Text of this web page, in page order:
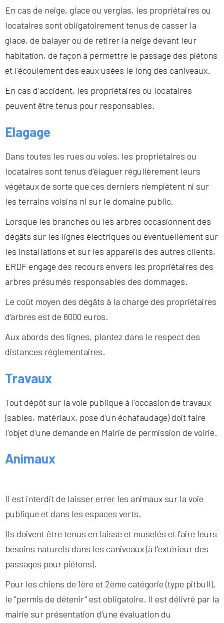
En cas de neige, glace ou verglas, les propriétaires ou
locataires sont obligatoirement tenus de casser la
glace, de balayer ou de retirer la neige devant leur
habitation, de façon à permettre le passage des piétons
et l'écoulement des eaux usées le long des caniveaux.
En cas d'accident, les propriétaires ou locataires
peuvent être tenus pour responsables.
Elagage
Dans toutes les rues ou voies, les propriétaires ou
locataires sont tenus d’élaguer régulièrement leurs
végétaux de sorte que ces derniers n’empiètent ni sur
les terrains voisins ni sur le domaine public.
Lorsque les branches ou les arbres occasionnent des
dégâts sur les lignes électriques ou éventuellement sur
les installations et sur les appareils des autres clients,
ERDF engage des recours envers les propriétaires des
arbres présumés responsables des dommages.
Le coût moyen des dégâts à la charge des propriétaires
d’arbres est de 6000 euros.
Aux abords des lignes, plantez dans le respect des
distances réglementaires.
Travaux
Tout dépôt sur la voie publique à l'occasion de travaux
(sables, matériaux, pose d’un échafaudage) doit faire
l'objet d'une demande en Mairie de permission de voirie.
Animaux
Il est interdit de laisser errer les animaux sur la voie
publique et dans les espaces verts.
Ils doivent être tenus en laisse et muselés et faire leurs
besoins naturels dans les caniveaux (à l'extérieur des
passages pour piétons).
Pour les chiens de 1ère et 2ème catégorie (type pitbull),
le "permis de détenir" est obligatoire. Il est délivré par la
mairie sur présentation d'une évaluation du